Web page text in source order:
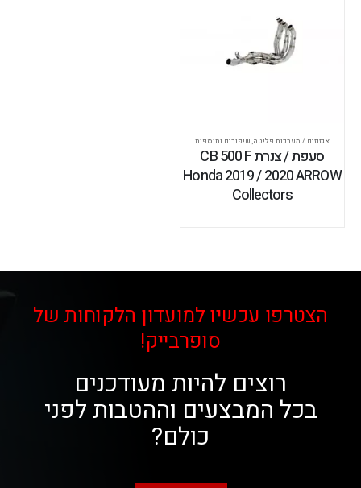
אגזוזים / מערכות פליטה, שיפורים ותוספות
סעפת / צנרת CB 500 F
Honda 2019 / 2020 ARROW
Collectors
הצטרפו עכשיו למועדון הלקוחות של
סופרבייק!
רוצים להיות מעודכנים
בכל המבצעים וההטבות לפני
כולם?